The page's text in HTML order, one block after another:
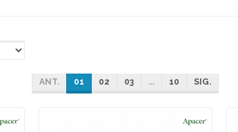
ANT. 01 02 03 ... 10 SIG.